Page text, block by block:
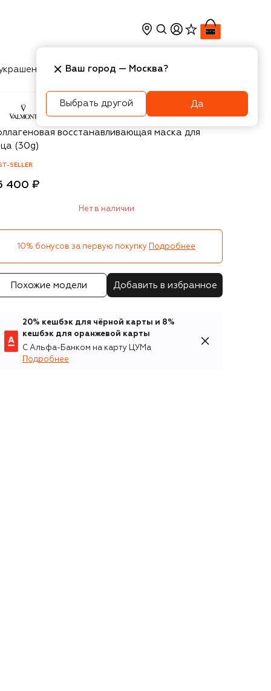
Косметика Интерьер
восстанавливающая маска для
(30g)
SELLER
400 ₽
Нет в наличии
10% бонусов за первую покупку Подробнее
Похожие модели Добавить в избранное
20% кешбэк для чёрной карты и 8%
кешбэк для оранжевой карты
С Альфа-Банком на карту ЦУМа
Подробнее
Ваш город — Москва?
Выбрать другой Да